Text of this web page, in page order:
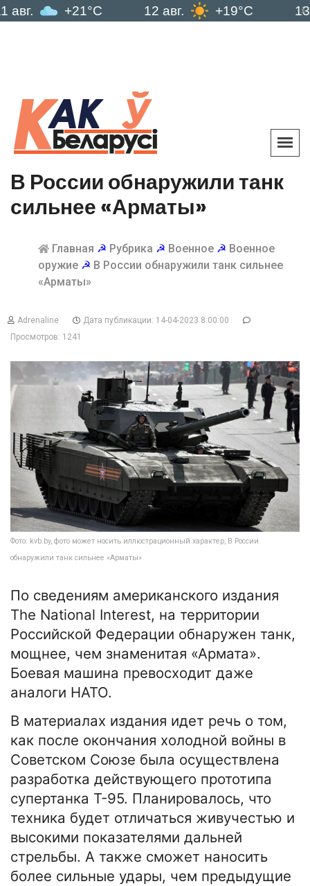
+21°C 12 авг. +19°C 13 авг.
В России обнаружили танк
сильнее «Арматы»
Главная ☭ Рубрика ☭ Военное ☭ Военное
оружие ☭ В России обнаружили танк сильнее
«Арматы»
Adrenaline
Дата публикации: 14-04-2023 8:00:00
Просмотров: 1241
Фото: kvb.by, фото может носить иллюстрационный характер, В России
обнаружили танк сильнее «Арматы»
По сведениям американского издания
The National Interest, на территории
Российской Федерации обнаружен танк,
мощнее, чем знаменитая «Армата».
Боевая машина превосходит даже
аналоги НАТО.
В материалах издания идет речь о том,
как после окончания холодной войны в
Советском Союзе была осуществлена
разработка действующего прототипа
супертанка Т-95. Планировалось, что
техника будет отличаться живучестью и
высокими показателями дальней
стрельбы. А также сможет наносить
более сильные удары, чем предыдущие